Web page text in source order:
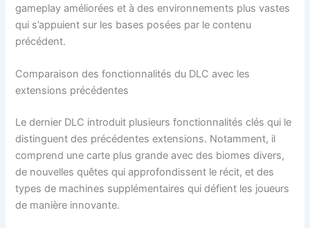
gameplay améliorées et à des environnements plus vastes
qui s’appuient sur les bases posées par le contenu
précédent.
Comparaison des fonctionnalités du DLC avec les
extensions précédentes
Le dernier DLC introduit plusieurs fonctionnalités clés qui le
distinguent des précédentes extensions. Notamment, il
comprend une carte plus grande avec des biomes divers,
de nouvelles quêtes qui approfondissent le récit, et des
types de machines supplémentaires qui défient les joueurs
de manière innovante.